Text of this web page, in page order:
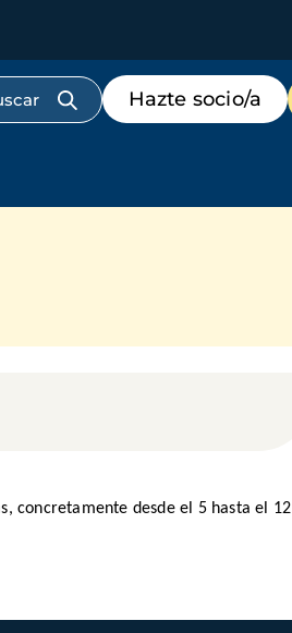
Menú
de
destacados
Hazte socio/a
concretamente desde el 5 hasta el 12